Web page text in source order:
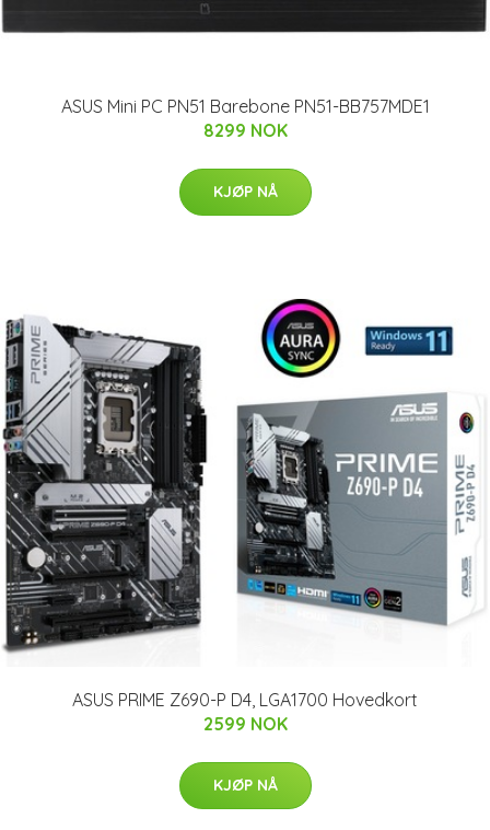
ASUS Mini PC PN51 Barebone PN51-BB757MDE1
8299 NOK
KJØP NÅ
ASUS PRIME Z690-P D4, LGA1700 Hovedkort
2599 NOK
KJØP NÅ